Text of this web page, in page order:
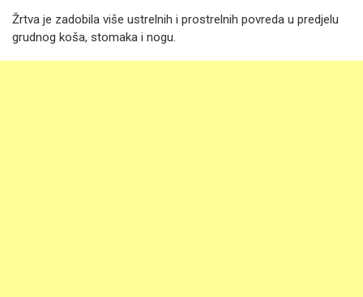
Žrtva je zadobila više ustrelnih i prostrelnih povreda u predjelu
grudnog koša, stomaka i nogu.